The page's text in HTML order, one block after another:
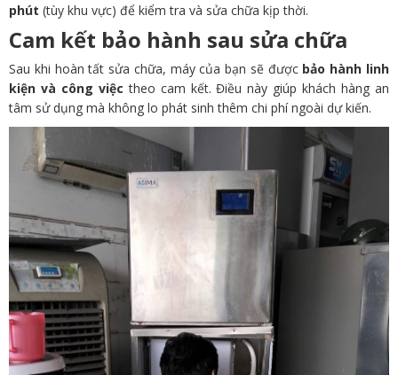
phút (tùy khu vực) để kiểm tra và sửa chữa kịp thời.
Cam kết bảo hành sau sửa chữa
Sau khi hoàn tất sửa chữa, máy của bạn sẽ được bảo hành linh
kiện và công việc theo cam kết. Điều này giúp khách hàng an
tâm sử dụng mà không lo phát sinh thêm chi phí ngoài dự kiến.